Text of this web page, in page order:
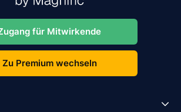
für Mitwirkende
Zu Premium wechseln